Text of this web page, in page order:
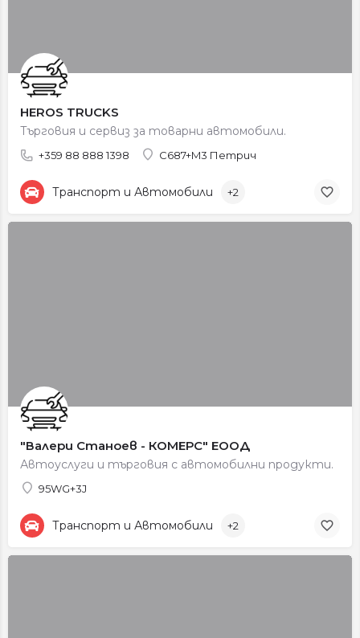
HEROS TRUCKS
Търговия и сервиз за товарни автомобили.
+359 88 888 1398 C687+M3 Петрич
Транспорт и Автомобили +2
"Валери Станоев - КОМЕРС" ЕООД
Автоуслуги и търговия с автомобилни продукти.
95WG+3J
Транспорт и Автомобили +2